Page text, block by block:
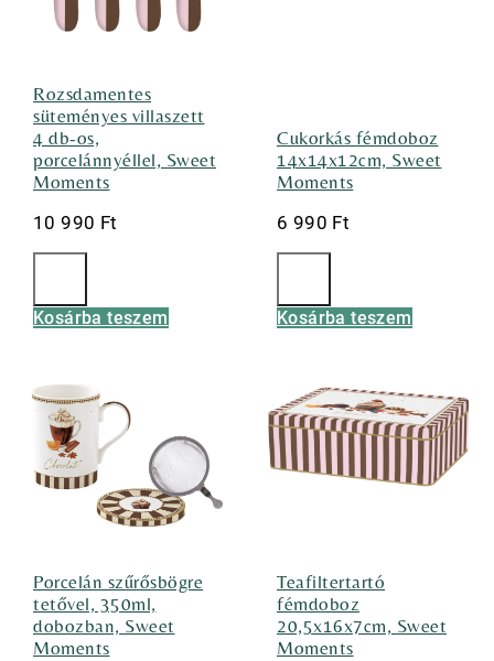
Rozsdamentes
süteményes villaszett
4 db-os,
porcelánnyéllel, Sweet
Moments
10 990 Ft
Kosárba teszem
Cukorkás fémdoboz
14x14x12cm, Sweet
Moments
6 990 Ft
Kosárba teszem
Porcelán szűrősbögre
tetővel, 350ml,
dobozban, Sweet
Moments
Teafiltertartó
fémdoboz
20,5x16x7cm, Sweet
Moments